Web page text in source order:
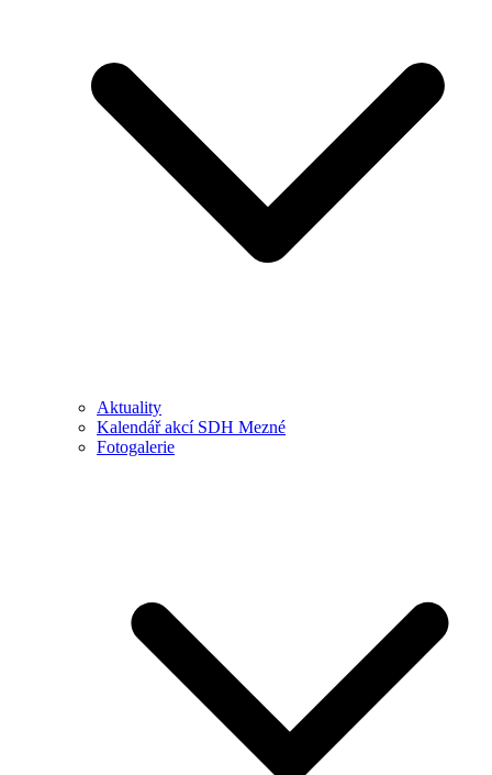
Aktuality
Kalendář akcí SDH Mezné
Fotogalerie